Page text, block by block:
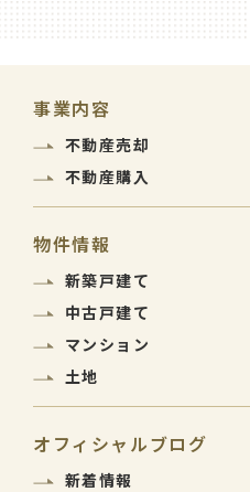
事業内容
不動産売却
不動産購入
物件情報
新築戸建て
中古戸建て
マンション
土地
オフィシャルブログ
新着情報